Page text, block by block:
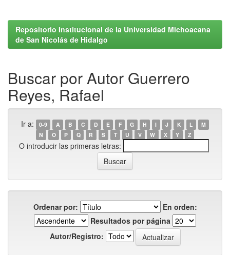
Repositorio Institucional de la Universidad Michoacana
de San Nicolás de Hidalgo
Buscar por Autor Guerrero
Reyes, Rafael
Ir a: 0-9 A B C D E F G H I J K L
M
N
O P Q R S T U V W X Y Z
O introducir las primeras letras:
Ordenar por:
En orden:
Resultados por página
Autor/Registro: